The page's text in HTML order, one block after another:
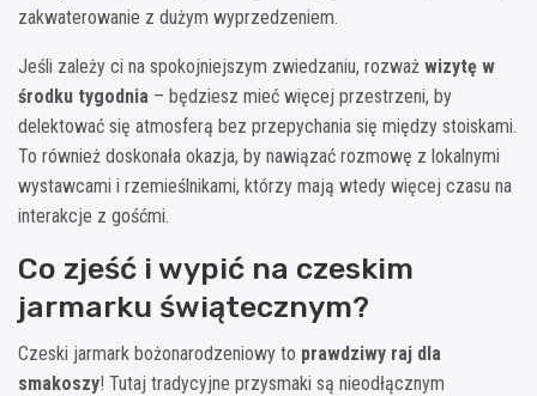
zakwaterowanie z dużym wyprzedzeniem.
Jeśli zależy ci na spokojniejszym zwiedzaniu, rozważ wizytę w
środku tygodnia – będziesz mieć więcej przestrzeni, by
delektować się atmosferą bez przepychania się między stoiskami.
To również doskonała okazja, by nawiązać rozmowę z lokalnymi
wystawcami i rzemieślnikami, którzy mają wtedy więcej czasu na
interakcje z gośćmi.
Co zjeść i wypić na czeskim
jarmarku świątecznym?
Czeski jarmark bożonarodzeniowy to prawdziwy raj dla
smakoszy! Tutaj tradycyjne przysmaki są nieodłącznym